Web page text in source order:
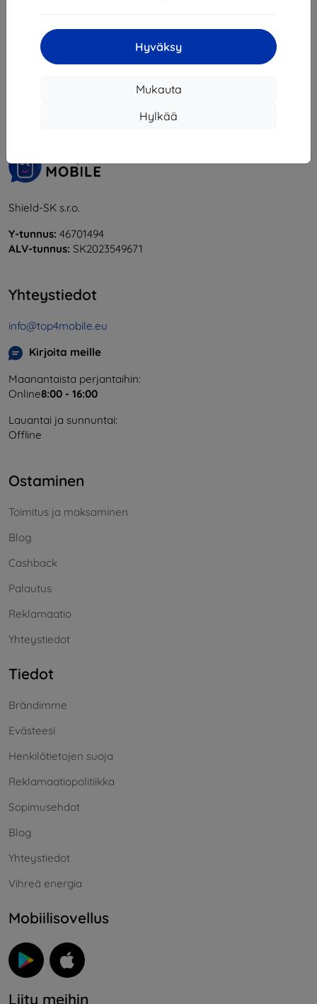
Hyväksy
Mukauta
Hylkää
yhteensä5.
Shield-SK s.r.o.
Y-tunnus: 46701494
ALV-tunnus: SK2023549671
Yhteystiedot
info@top4mobile.eu
Kirjoita meille
Maanantaista perjantaihin:
Online8:00 - 16:00
Lauantai ja sunnuntai:
Offline
Ostaminen
Toimitus ja maksaminen
Blog
Cashback
Palautus
Reklamaatio
Yhteystiedot
Tiedot
Brändimme
Evästeesi
Henkilötietojen suoja
Reklamaatiopolitiikka
Sopimusehdot
Blog
Yhteystiedot
Vihreä energia
Mobiilisovellus
Liity meihin